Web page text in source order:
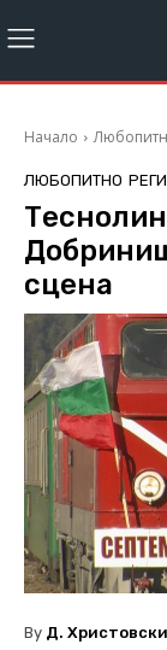
Начало
ЛЮБОПИТНО
сцена
By Д. Христовски